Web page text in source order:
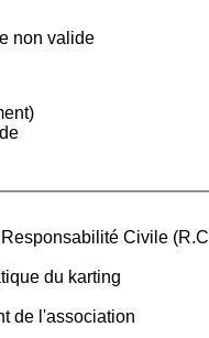
non valide
Civile
du karting
de l'association